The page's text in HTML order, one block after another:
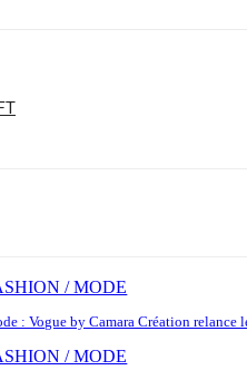
/ MODE
: Vogue by Camara Création relance
/ MODE